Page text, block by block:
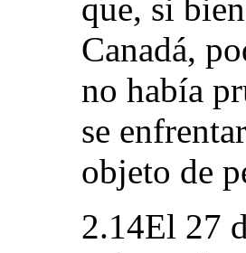
que, si
Canadá,
no había
se
objeto de
2.14El 27